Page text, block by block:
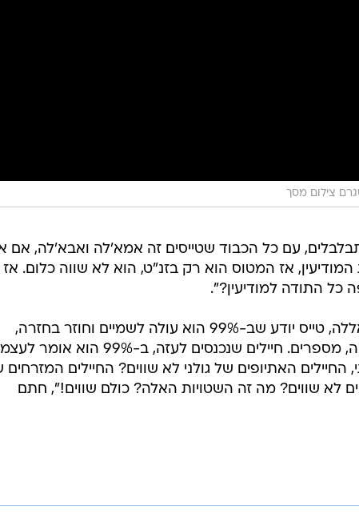
צילום מסך
עם כל הכבוד שטייסים זה אמא'לה ואבא'לה, אם
אז המטוס הוא רק בזנ"ט, הוא לא שווה כלום. אז
כל התודה למודיעין?".
"עזבו, משהו אחר, מול חמאס וחיזבאללה, טייס יודע שב-99% הוא עולה לשמיים וחוזר בחזרה,
סטטיסטית, מדבר איתכם סטטיסטיקה, מספרים. חיילים שנכנסים לעזה, ב-99% הוא אומר
האתיופים של גולני לא שווים? החיילים המזרחים
לא שווים? מה זה השטויות האלה? כולם שווים!", חתם